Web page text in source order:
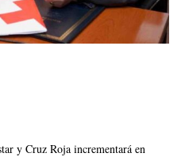
y Cruz Roja incrementará en